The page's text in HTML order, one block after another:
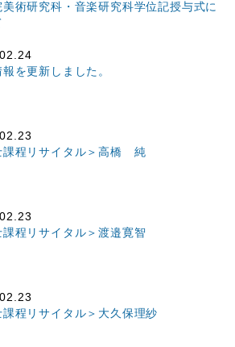
美術研究科・音楽研究科学位記授与式に
報を更新しました。
課程リサイタル＞高橋 純
課程リサイタル＞渡邉寛智
課程リサイタル＞大久保理紗